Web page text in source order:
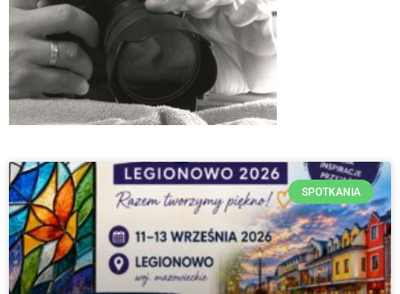
SPOTKANIA